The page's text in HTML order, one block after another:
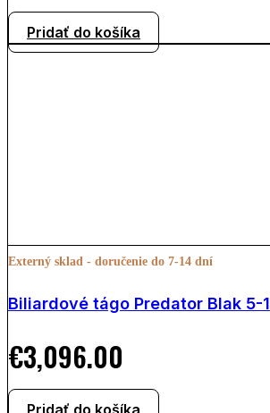
Pridať do košíka
Externý sklad - doručenie do 7-14 dní
Biliardové tágo Predator Blak 5-1
€3,096.00
Pridať do košíka